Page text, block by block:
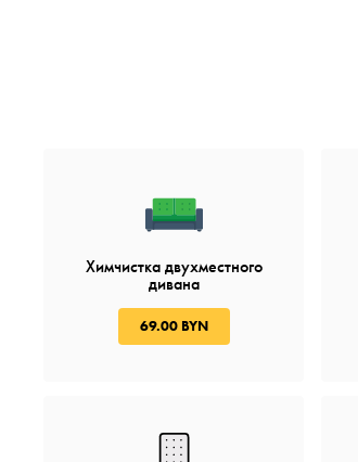
Химчистка двухместного
дивана
69.00 BYN